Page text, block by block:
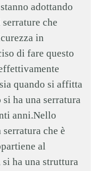
adottando
che
in
di fare questo
quando si affitta
si ha una serratura
anni.Nello
che è
al
ha una struttura